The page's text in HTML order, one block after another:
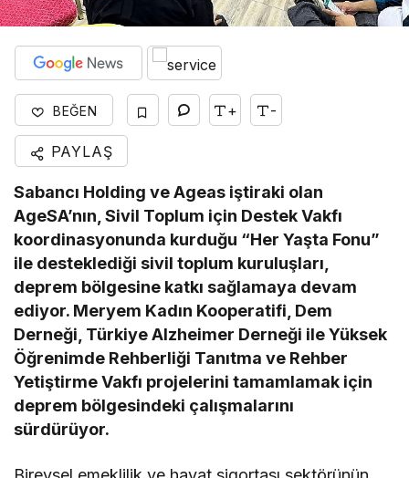
BEĞEN + -
PAYLAŞ
Sabancı Holding ve Ageas iştiraki olan
AgeSA’nın, Sivil Toplum için Destek Vakfı
koordinasyonunda kurduğu “Her Yaşta Fonu”
ile desteklediği sivil toplum kuruluşları,
deprem bölgesine katkı sağlamaya devam
ediyor. Meryem Kadın Kooperatifi, Dem
Derneği, Türkiye Alzheimer Derneği ile Yüksek
Öğrenimde Rehberliği Tanıtma ve Rehber
Yetiştirme Vakfı projelerini tamamlamak için
deprem bölgesindeki çalışmalarını
sürdürüyor.